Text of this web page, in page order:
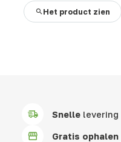
Het product zien
Snelle levering
Gratis ophalen